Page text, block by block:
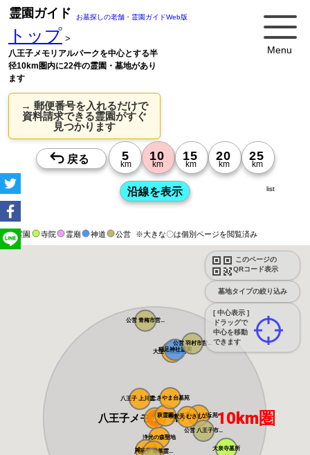
Menu
霊園ガイド お墓探しの老舗・霊園ガイドWeb版
トップ >
八王子メモリアルパークを中心とする半
径10km圏内に22件の霊園・墓地があり
ます
→ 郵便番号を入れるだけで
資料請求できる霊園がすぐ
見つかります
霊園 寺院 霊廟 神道 公営 ※大きな〇は個別ページを閲覧済み
このページの
QRコード表示
墓地タイプの絞り込み
[ 中心表示 ]
ドラッグで
中心を移動
できます
list
東京ゆりが丘苑
萩霊園
浄光の森聖地
帝釈天 むさし...
城山霊園
八王子 青葉霊...
八王子 上川霊...
大型公園墓地 ...
稲足神社霊園
大泉寺墓所
たきやま台墓苑
公営 青梅市営...
公営 八王子市...
公営 羽村市営...
八王子メモリアルパーク 10km圏